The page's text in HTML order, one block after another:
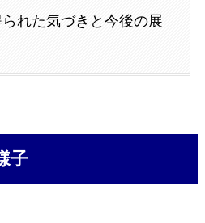
れた気づきと今後の展
子